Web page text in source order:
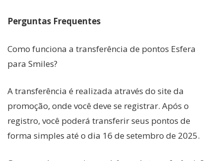
Perguntas Frequentes
Como funciona a transferência de pontos Esfera
para Smiles?
A transferência é realizada através do site da
promoção, onde você deve se registrar. Após o
registro, você poderá transferir seus pontos de
forma simples até o dia 16 de setembro de 2025.